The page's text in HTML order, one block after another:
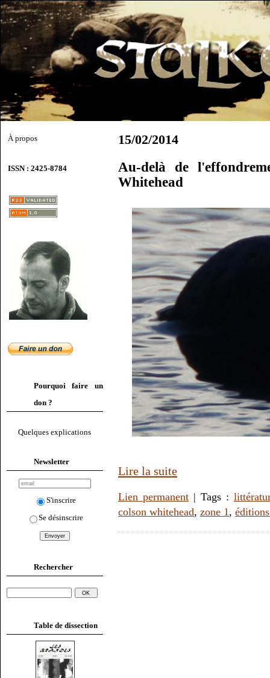
À propos
ISSN : 2425-8784
Pourquoi faire un
don ?
Quelques explications
Newsletter
S'inscrire
Se désinscrire
Rechercher
Table de dissection
15/02/2014
Au-delà de
Whitehead
Lire la suite
Lien permanent| Tags :
colson whitehead, zone 1,